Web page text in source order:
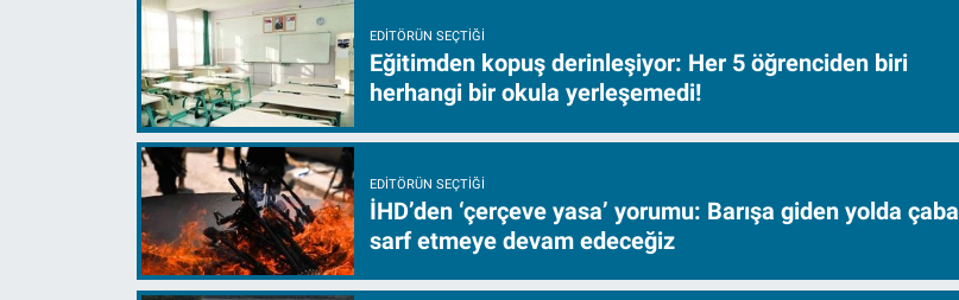
EDITÖRÜN SEÇTIĞI
Eğitimden kopuş derinleşiyor: Her 5 öğrenciden biri
herhangi bir okula yerleşemedi!
EDITÖRÜN SEÇTIĞI
İHD’den ‘çerçeve yasa’ yorumu: Barışa giden yolda çaba
sarf etmeye devam edeceğiz